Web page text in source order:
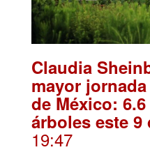
Claudia
mayor
de México:
árboles este 9
19:47